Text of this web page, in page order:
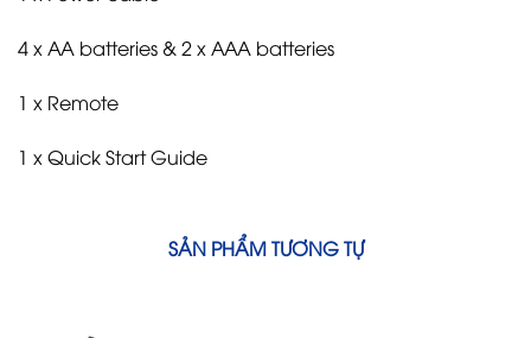
4 x AA batteries & 2 x AAA batteries
1 x Remote
1 x Quick Start Guide
SẢN PHẨM TƯƠNG TỰ